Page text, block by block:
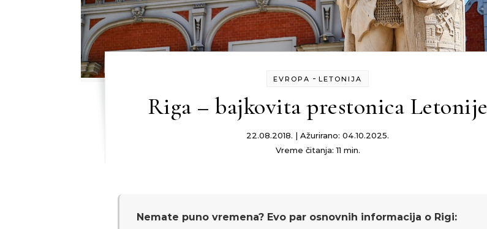
EVROPA - LETONIJA
Riga – bajkovita prestonica Letonije
22.08.2018. | Ažurirano: 04.10.2025.
Vreme čitanja: 11 min.
Nemate puno vremena? Evo par osnovnih informacija o Rigi: